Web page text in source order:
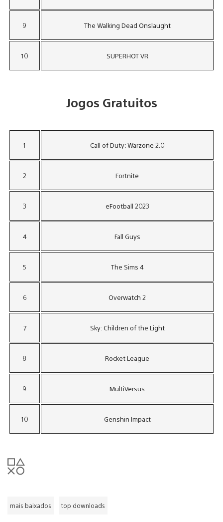
9 The Walking Dead Onslaught
10 SUPERHOT VR
Jogos Gratuitos
1 Call of Duty: Warzone 2.0
2 Fortnite
3 eFootball 2023
4 Fall Guys
5 The Sims 4
6 Overwatch 2
7 Sky: Children of the Light
8 Rocket League
9 MultiVersus
10 Genshin Impact
mais baixados top downloads